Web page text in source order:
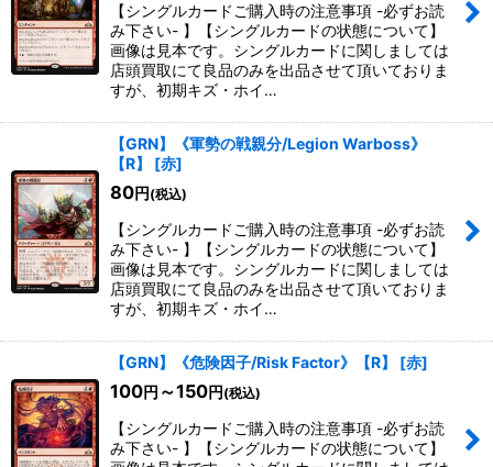
【シングルカードご購入時の注意事項 -必ずお読
み下さい- 】【シングルカードの状態について】
画像は見本です。シングルカードに関しましては
店頭買取にて良品のみを出品させて頂いておりま
すが、初期キズ・ホイ…
【GRN】《軍勢の戦親分/Legion Warboss》
【R】
[赤]
80円 (税込)
【シングルカードご購入時の注意事項 -必ずお読
み下さい- 】【シングルカードの状態について】
画像は見本です。シングルカードに関しましては
店頭買取にて良品のみを出品させて頂いておりま
すが、初期キズ・ホイ…
【GRN】《危険因子/Risk Factor》【R】 [赤]
100円 ～150円 (税込)
【シングルカードご購入時の注意事項 -必ずお読
み下さい- 】【シングルカードの状態について】